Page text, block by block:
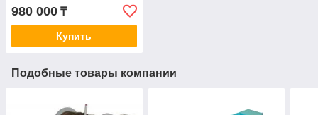
980 000 ₸
Купить
Подобные товары компании